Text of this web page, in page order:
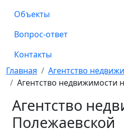
Объекты
Вопрос-ответ
Контакты
Главная
Агентство
Агентство недвижимости
Агентство
Полежаевской